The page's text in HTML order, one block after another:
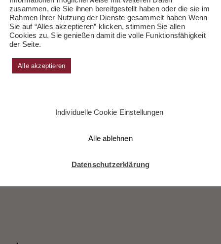
auf der Blockflöte vorzuspielen, der bekommt sonst
können. Sollen wir uns vielleicht lieber mal die
dem Computer. Die sind immerhin schon tot, denen tut
Kater nicht mumifizieren. Was weiß ich, wo die
Badezimmerschrank. Moment – wozu brauchst du die
Quelle angeben bzw. verlinken
zusammen, die Sie ihnen bereitgestellt haben oder die sie im
Rahmen Ihrer Nutzung der Dienste gesammelt haben Wenn
Sie auf “Alles akzeptieren” klicken, stimmen Sie allen
Cookies zu. Sie genießen damit die volle Funktionsfähigkeit
der Seite.
Alle akzeptieren
Individuelle Cookie Einstellungen
Alle ablehnen
Datenschutzerklärung